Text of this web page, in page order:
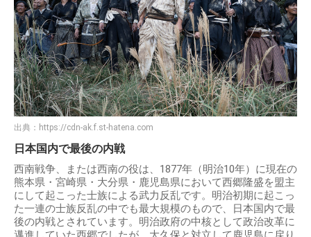
出典： https://cdn-ak.f.st-hatena.com
日本国内で最後の内戦
西南戦争、または西南の役は、1877年（明治10年）に現在の
熊本県・宮崎県・大分県・鹿児島県において西郷隆盛を盟主
にして起こった士族による武力反乱です。明治初期に起こっ
た一連の士族反乱の中でも最大規模のもので、日本国内で最
後の内戦とされています。明治政府の中核として政治改革に